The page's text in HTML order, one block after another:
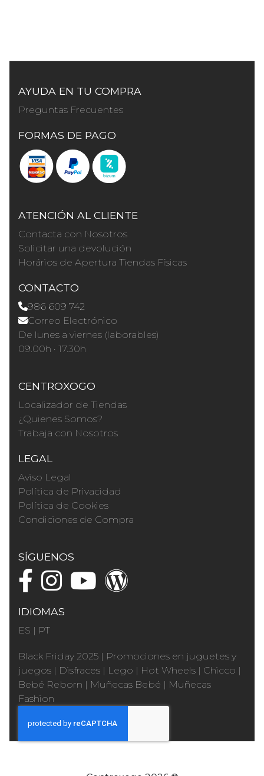
AYUDA EN TU COMPRA
Preguntas Frecuentes
FORMAS DE PAGO
ATENCIÓN AL CLIENTE
Contacta con Nosotros
Solicitar una devolución
Horários de Apertura Tiendas Físicas
CONTACTO
986 609 742
Correo Electrónico
De lunes a viernes (laborables)
09.00h · 17.30h
CENTROXOGO
Localizador de Tiendas
¿Quienes Somos?
Trabaja con Nosotros
LEGAL
Aviso Legal
Política de Privacidad
Política de Cookies
Condiciones de Compra
SÍGUENOS
IDIOMAS
ES | PT
Black Friday 2025 | Promociones en juguetes y
juegos | Disfraces | Lego | Hot Wheels | Chicco |
Bebé Reborn | Muñecas Bebé | Muñecas
Fashion